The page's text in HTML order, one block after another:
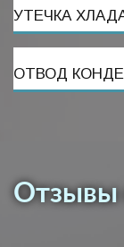
УТЕЧКА
ОТВОД